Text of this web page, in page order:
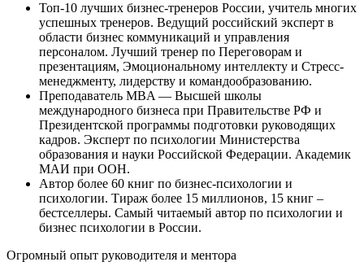
Топ-10 лучших бизнес-тренеров России, учитель многих
успешных тренеров. Ведущий российский эксперт в
области бизнес коммуникаций и управления
персоналом. Лучший тренер по Переговорам и
презентациям, Эмоциональному интеллекту и Стресс-
менеджменту, лидерству и командообразованию.
Преподаватель MBA — Высшей школы
международного бизнеса при Правительстве РФ и
Президентской программы подготовки руководящих
кадров. Эксперт по психологии Министерства
образования и науки Российской Федерации. Академик
МАИ при ООН.
Автор более 60 книг по бизнес-психологии и
психологии. Тираж более 15 миллионов, 15 книг –
бестселлеры. Самый читаемый автор по психологии и
бизнес психологии в России.
Огромный опыт руководителя и ментора